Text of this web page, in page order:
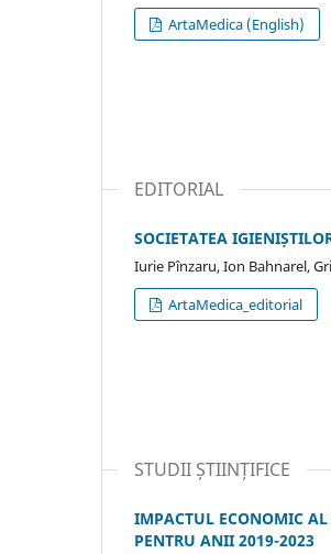
ArtaMedica (English)
EDITORIAL
SOCIETATEA
Iurie Pînzaru, Ion Bahnarel,
ArtaMedica_editorial
STUDII ȘTIINȚIFICE
IMPACTUL ECONOMIC
PENTRU ANII 2019-2023